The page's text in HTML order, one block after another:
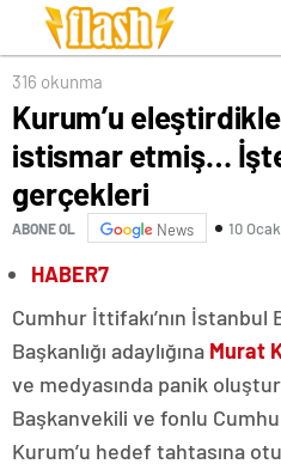
316 okunma
Kurum’u
istismar etmiş… İşte
gerçekleri
ABONE OL News 10
HABER7
Cumhur İttifakı’nın
Başkanlığı adaylığına Murat
ve medyasında panik
Başkanvekili ve fonlu
Kurum’u hedef tahtasına